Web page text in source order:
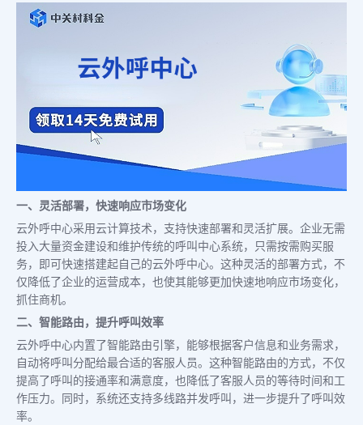
一、灵活部署，快速响应市场变化
云外呼中心采用云计算技术，支持快速部署和灵活扩展。企业无需
投入大量资金建设和维护传统的呼叫中心系统，只需按需购买服
务，即可快速搭建起自己的云外呼中心。这种灵活的部署方式，不
仅降低了企业的运营成本，也使其能够更加快速地响应市场变化，
抓住商机。
二、智能路由，提升呼叫效率
云外呼中心内置了智能路由引擎，能够根据客户信息和业务需求，
自动将呼叫分配给最合适的客服人员。这种智能路由的方式，不仅
提高了呼叫的接通率和满意度，也降低了客服人员的等待时间和工
作压力。同时，系统还支持多线路并发呼叫，进一步提升了呼叫效
率。